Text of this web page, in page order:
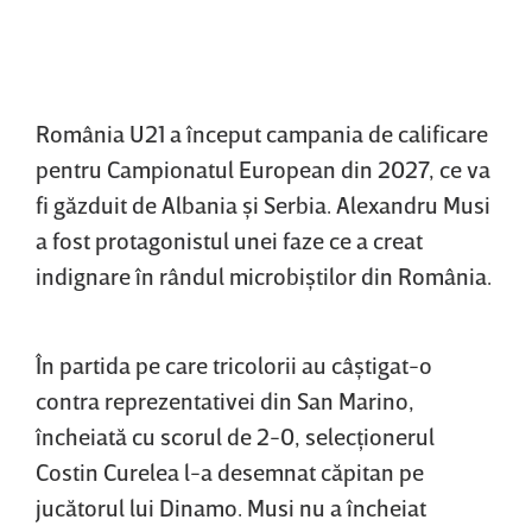
România U21 a început campania de calificare
pentru Campionatul European din 2027, ce va
fi găzduit de Albania şi Serbia. Alexandru Musi
a fost protagonistul unei faze ce a creat
indignare în rândul microbiştilor din România.
În partida pe care tricolorii au câştigat-o
contra reprezentativei din San Marino,
încheiată cu scorul de 2-0, selecţionerul
Costin Curelea l-a desemnat căpitan pe
jucătorul lui Dinamo. Musi nu a încheiat